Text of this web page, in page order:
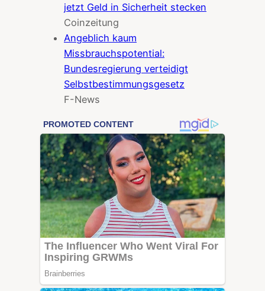
jetzt Geld in Sicherheit stecken
Coinzeitung
Angeblich kaum
Missbrauchspotential:
Bundesregierung verteidigt
Selbstbestimmungsgesetz
F-News